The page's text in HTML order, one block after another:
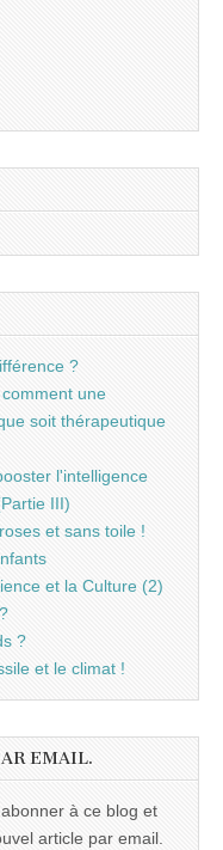
?
une
soit thérapeutique
l'intelligence
III)
et sans toile !
et la Culture (2)
?
et le climat !
EMAIL.
à ce blog et
article par email.